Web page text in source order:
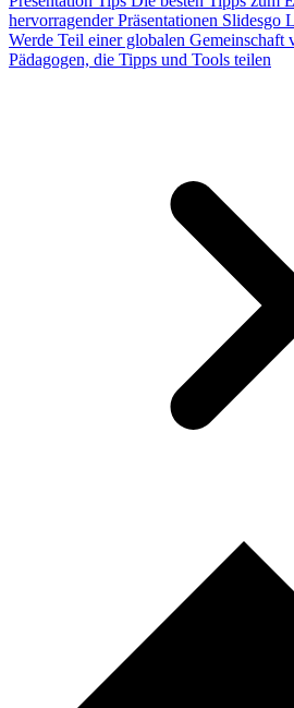
hervorragender Präsentationen Slidesgo
Werde Teil einer globalen Gemeinschaft
Pädagogen, die Tipps und Tools teilen